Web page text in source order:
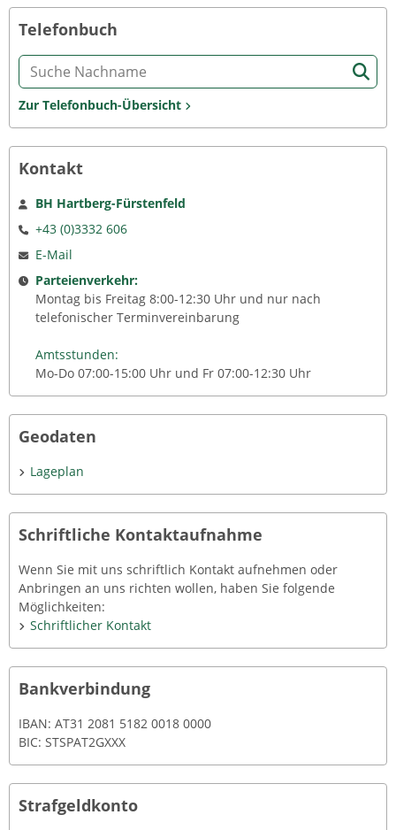
Telefonbuch
Zur Telefonbuch-Übersicht
Kontakt
BH Hartberg-Fürstenfeld
+43 (0)3332 606
E-Mail
Parteienverkehr:
Montag bis Freitag 8:00-12:30 Uhr und nur nach
telefonischer Terminvereinbarung
Amtsstunden:
Mo-Do 07:00-15:00 Uhr und Fr 07:00-12:30 Uhr
Geodaten
Lageplan
Schriftliche Kontaktaufnahme
Wenn Sie mit uns schriftlich Kontakt aufnehmen oder
Anbringen an uns richten wollen, haben Sie folgende
Möglichkeiten:
Schriftlicher Kontakt
Bankverbindung
IBAN: AT31 2081 5182 0018 0000
BIC: STSPAT2GXXX
Strafgeldkonto